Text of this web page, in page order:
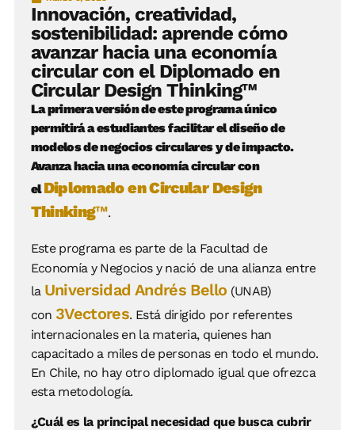
Innovación, creatividad,
sostenibilidad: aprende cómo
avanzar hacia una economía
circular con el Diplomado en
Circular Design Thinking™
La primera versión de este programa único
permitirá a estudiantes facilitar el diseño de
modelos de negocios circulares y de impacto.
Avanza hacia una economía circular con
elDiplomado en Circular Design
Thinking™.
Este programa es parte de la Facultad de
Economía y Negocios y nació de una alianza entre
la Universidad Andrés Bello (UNAB)
con 3Vectores. Está dirigido por referentes
internacionales en la materia, quienes han
capacitado a miles de personas en todo el mundo.
En Chile, no hay otro diplomado igual que ofrezca
esta metodología.
¿Cuál es la principal necesidad que busca cubrir